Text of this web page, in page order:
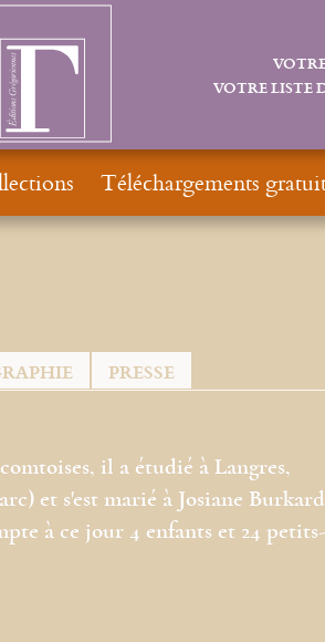
PRESSE
il a étudié à Langres,
et s'est marié à Josiane
à ce jour 4 enfants et 24 petits-
VOTRE LISTE
Téléchargements